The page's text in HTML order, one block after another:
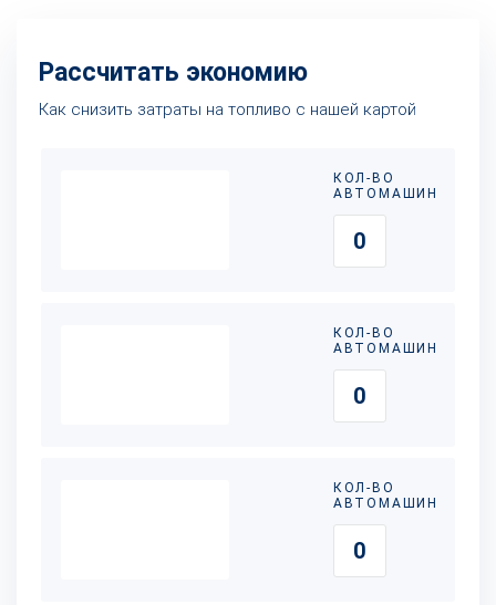
Рассчитать экономию
Как снизить затраты на топливо с нашей картой
КОЛ-ВО
АВТОМАШИН
КОЛ-ВО
АВТОМАШИН
КОЛ-ВО
АВТОМАШИН